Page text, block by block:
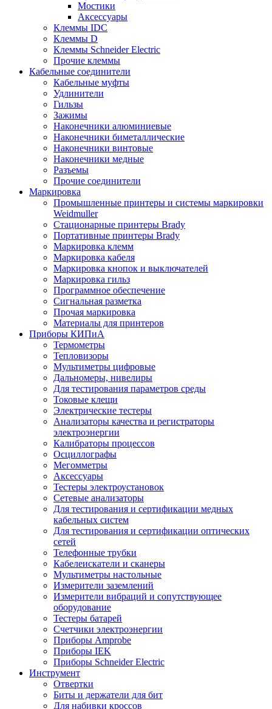
Мостики
Аксессуары
Клеммы IDC
Клеммы D
Клеммы Schneider Electric
Прочие клеммы
Кабельные соединители
Кабельные муфты
Удлинители
Гильзы
Зажимы
Наконечники алюминиевые
Наконечники биметаллические
Наконечники винтовые
Наконечники медные
Разъемы
Прочие соединители
Маркировка
Промышленные принтеры и системы маркировки
Weidmuller
Стационарные принтеры Brady
Портативные принтеры Brady
Маркировка клемм
Маркировка кабеля
Маркировка кнопок и выключателей
Маркировка гильз
Программное обеспечение
Сигнальная разметка
Прочая маркировка
Материалы для принтеров
Приборы КИПиА
Термометры
Тепловизоры
Мультиметры цифровые
Дальномеры, нивелиры
Для тестирования параметров среды
Токовые клещи
Электрические тестеры
Анализаторы качества и регистраторы
электроэнергии
Калибраторы процессов
Осциллографы
Мегомметры
Аксессуары
Тестеры электроустановок
Сетевые анализаторы
Для тестирования и сертификации медных
кабельных систем
Для тестирования и сертификации оптических
сетей
Телефонные трубки
Кабелеискатели и сканеры
Мультиметры настольные
Измерители заземлений
Измерители вибраций и сопутствующее
оборудование
Тестеры батарей
Счетчики электроэнергии
Приборы Amprobe
Приборы IEK
Приборы Schneider Electric
Инструмент
Отвертки
Биты и держатели для бит
Для набивки кроссов